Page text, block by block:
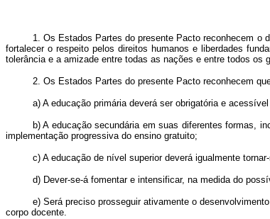
1. Os Estados Partes do presente Pacto reconhecem o
fortalecer o respeito pelos direitos humanos e liberdades
tolerância e a amizade entre todas as nações e entre todos
2. Os Estados Partes do presente Pacto reconhecem
a) A educação primária deverá ser obrigatória e
b) A educação secundária em suas diferentes formas,
implementação progressiva do ensino gratuito;
c) A educação de nível superior deverá igualmente
d) Dever-se-á fomentar e intensificar, na medida do
e) Será preciso prosseguir ativamente o
corpo docente.